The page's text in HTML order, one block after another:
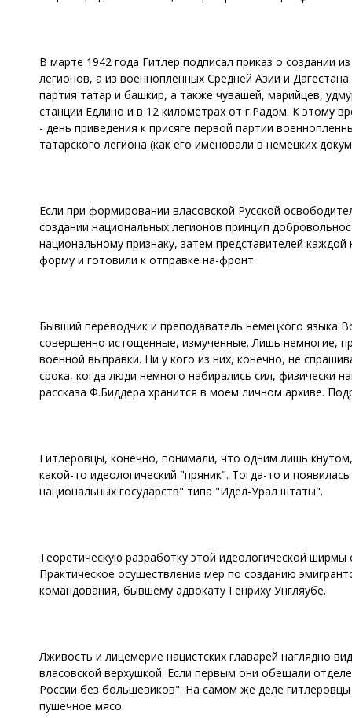
В марте 1942 года Гитлер подписал приказ о создании
легионов, а из военнопленных Средней Азии и
партия татар и башкир, а также чувашей, марийцев,
станции Едлино и в 12 километрах от г.Радом. К этому
- день приведения к присяге первой партии
татарского легиона (как его именовали в немецких
Если при формировании власовской Русской
создании национальных легионов принцип
национальному признаку, затем представителей
форму и готовили к отправке на-фронт.
Бывший переводчик и преподаватель немецкого языка
совершенно истощенные, измученные. Лишь немногие,
военной выправки. Ни у кого из них, конечно, не
срока, когда люди немного набирались сил, физически
рассказа Ф.Биддера хранится в моем личном архиве.
Гитлеровцы, конечно, понимали, что одним лишь
какой-то идеологический "пряник". Тогда-то и
национальных государств" типа "Идел-Урал штаты".
Теоретическую разработку этой идеологической
Практическое осуществление мер по созданию
командования, бывшему адвокату Генриху Унгляубе.
Лживость и лицемерие нацистских главарей наглядно
власовской верхушкой. Если первым они обещали
России без большевиков". На самом же деле
пушечное мясо.